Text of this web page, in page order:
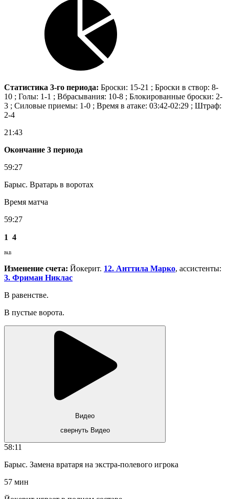
Статистика 3-го периода: Броски: 15-21 ; Броски в створ: 8-
10 ; Голы: 1-1 ; Вбрасывания: 10-8 ; Блокированные броски: 2-
3 ; Силовые приемы: 1-0 ; Время в атаке: 03:42-02:29 ; Штраф:
2-4
21:43
Окончание 3 периода
59:27
Барыс. Вратарь в воротах
Время матча
59:27
1 4
РАВ
Изменение счета: Йокерит. 12. Анттила Марко, ассистенты:
3. Фриман Никлас
В равенстве.
В пустые ворота.
Видео
свернуть Видео
58:11
Барыс. Замена вратаря на экстра-полевого игрока
57 мин